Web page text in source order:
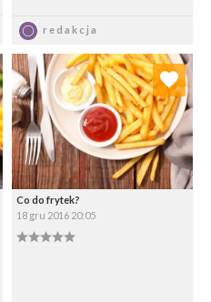
redakcja
Co do frytek?
18 gru 2016 20:05
0.00/5
Dodaj do ulubionych
Wybierz listę: